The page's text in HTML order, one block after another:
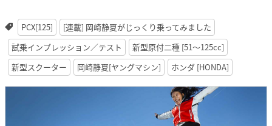
PCX[125]
[連載] 岡崎静夏がじっくり乗ってみました
試乗インプレッション／テスト
新型原付二種 [51〜125cc]
新型スクーター
岡崎静夏[ヤングマシン] ホンダ [HONDA]